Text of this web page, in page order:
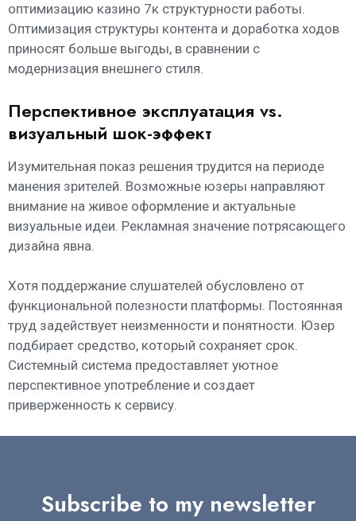
оптимизацию казино 7к структурности работы.
Оптимизация структуры контента и доработка ходов
приносят больше выгоды, в сравнении с
модернизация внешнего стиля.
Перспективное эксплуатация vs.
визуальный шок-эффект
Изумительная показ решения трудится на периоде
манения зрителей. Возможные юзеры направляют
внимание на живое оформление и актуальные
визуальные идеи. Рекламная значение потрясающего
дизайна явна.
Хотя поддержание слушателей обусловлено от
функциональной полезности платформы. Постоянная
труд задействует неизменности и понятности. Юзер
подбирает средство, который сохраняет срок.
Системный система предоставляет уютное
перспективное употребление и создает
приверженность к сервису.
Subscribe to my newsletter